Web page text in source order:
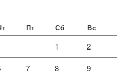
Пт Сб Вс
1 2
7 8 9